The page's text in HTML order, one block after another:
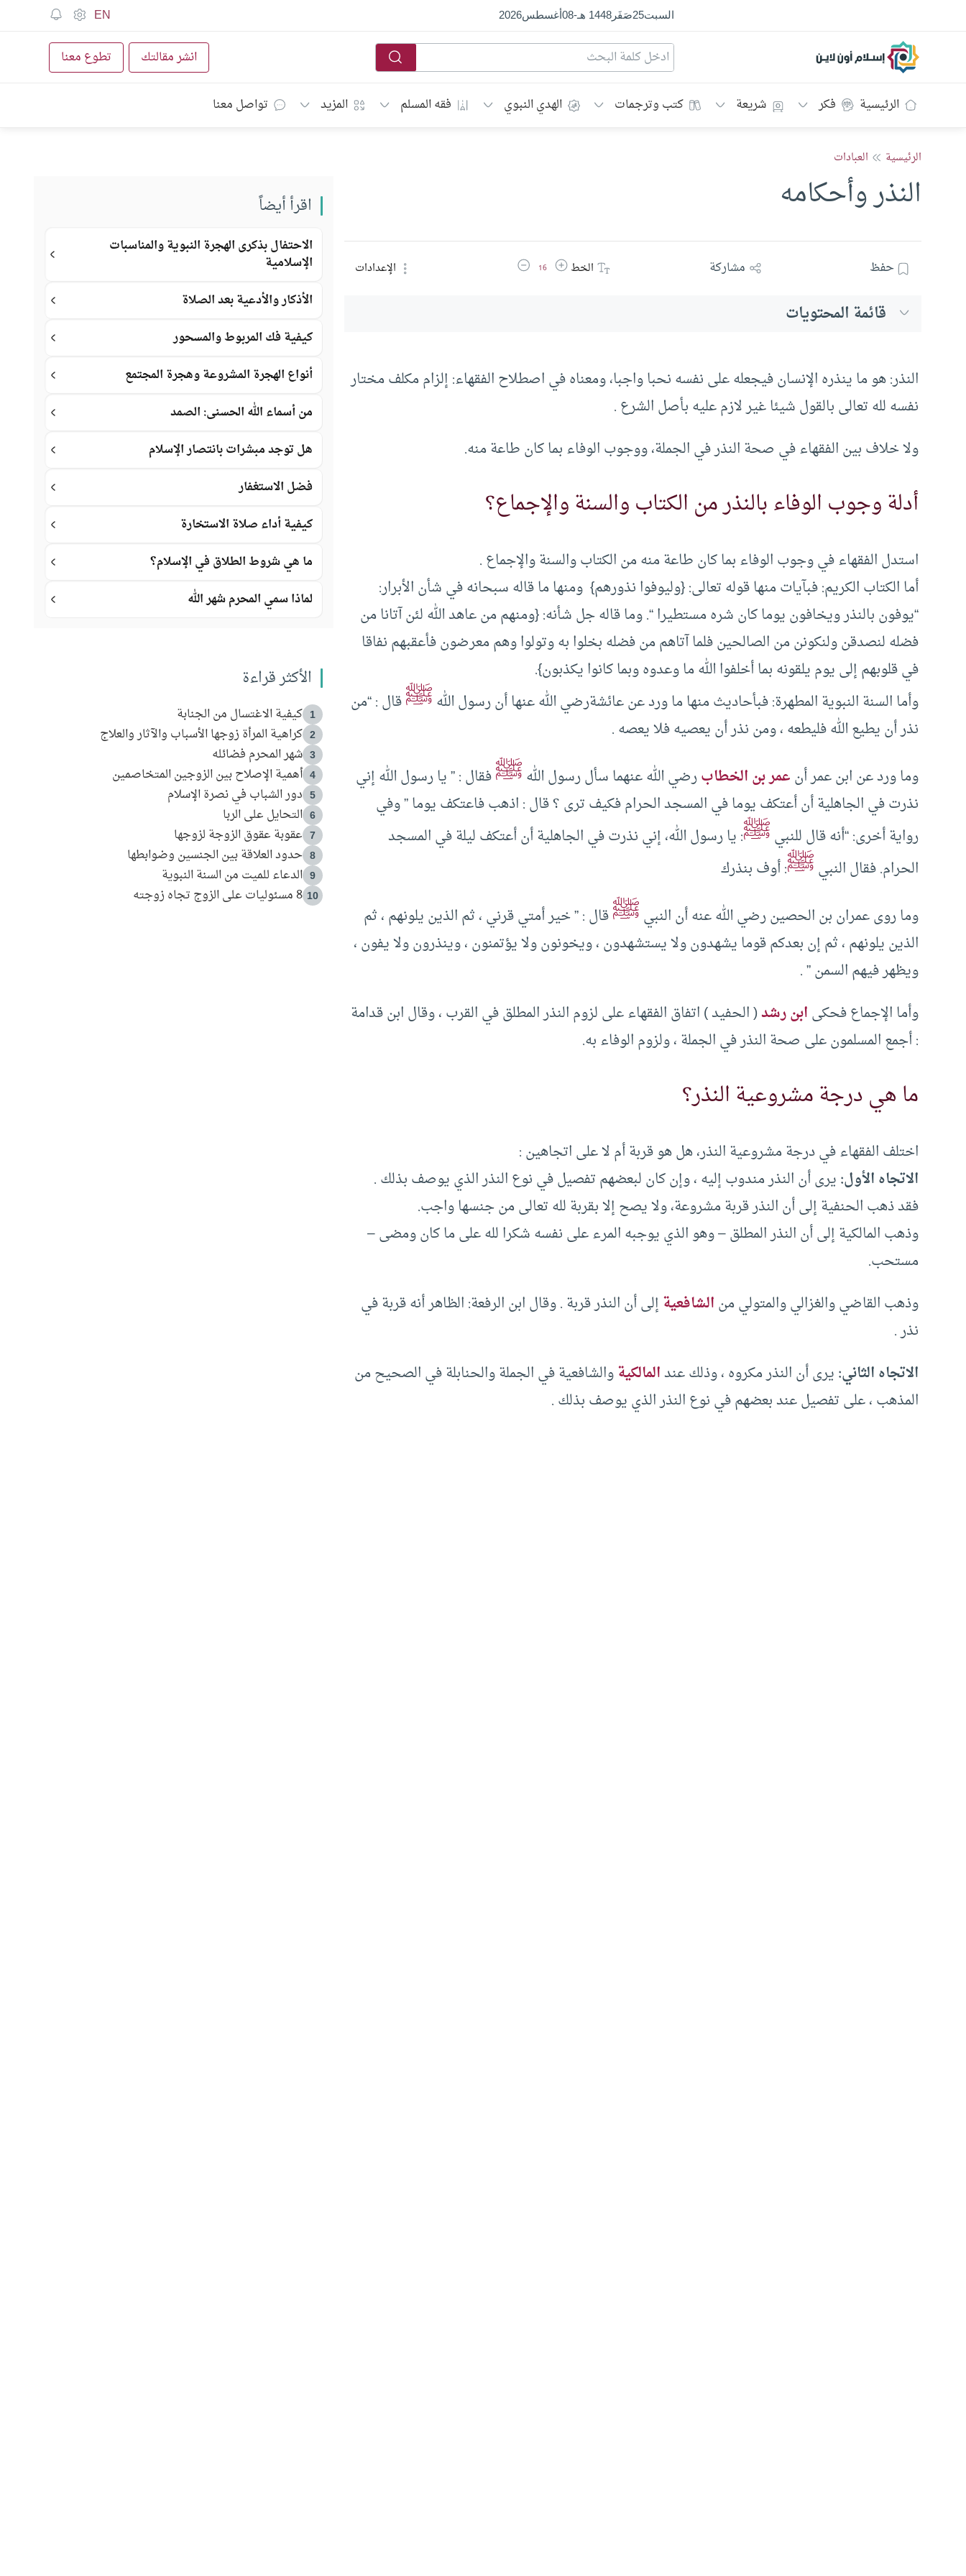
السبت25صَفَر1448 هـ -
08أغسطس2026
EN
إسلام أون لاين انشر مقالتك تطوع معنا
الرئيسية فكر شريعة كتب وترجمات الهدي النبوي فقه المسلم المزيد تواصل معنا
الرئيسية العبادات
النذر وأحكامه
حفظ مشاركة الخطزيادة حجم الخط
16 تقليل حجم الخط الإعدادات
قائمة المحتويات
النذر: هو ما ينذره الإنسان فيجعله على نفسه نحبا واجبا، ومعناه في اصطلاح الفقهاء: إلزام مكلف مختار
نفسه لله تعالى بالقول شيئا غير لازم عليه بأصل الشرع .
ولا خلاف بين الفقهاء في صحة النذر في الجملة، ووجوب الوفاء بما كان طاعة منه.
أدلة وجوب الوفاء بالنذر من الكتاب والسنة والإجماع؟
استدل الفقهاء في وجوب الوفاء بما كان طاعة منه من الكتاب والسنة والإجماع .
أما الكتاب الكريم: فبآيات منها قوله تعالى: {وليوفوا نذورهم} ومنها ما قاله سبحانه في شأن الأبرار:
“يوفون بالنذر ويخافون يوما كان شره مستطيرا “. وما قاله جل شأنه: {ومنهم من عاهد الله لئن آتانا من
فضله لنصدقن ولنكونن من الصالحين فلما آتاهم من فضله بخلوا به وتولوا وهم معرضون فأعقبهم نفاقا
في قلوبهم إلى يوم يلقونه بما أخلفوا الله ما وعدوه وبما كانوا يكذبون}.
وأما السنة النبوية المطهرة: فبأحاديث منها ما ورد عن عائشةرضي الله عنها أن رسول اللهﷺقال : “من
نذر أن يطيع الله فليطعه ، ومن نذر أن يعصيه فلا يعصه .
وما ورد عن ابن عمر أنعمر بن الخطابرضي الله عنهما سأل رسول اللهﷺفقال : ” يا رسول الله إني
نذرت في الجاهلية أن أعتكف يوما في المسجد الحرام فكيف ترى ؟ قال : اذهب فاعتكف يوما ” وفي
رواية أخرى: “أنه قال للنبيﷺ: يا رسول الله، إني نذرت في الجاهلية أن أعتكف ليلة في المسجد
الحرام. فقال النبيﷺ: أوف بنذرك
وما روى عمران بن الحصين رضي الله عنه أن النبيﷺقال : ” خير أمتي قرني ، ثم الذين يلونهم ، ثم
الذين يلونهم ، ثم إن بعدكم قوما يشهدون ولا يستشهدون ، ويخونون ولا يؤتمنون ، وينذرون ولا يفون ،
ويظهر فيهم السمن ” .
وأما الإجماع فحكىابن رشد( الحفيد ) اتفاق الفقهاء على لزوم النذر المطلق في القرب ، وقال ابن قدامة
: أجمع المسلمون على صحة النذر في الجملة ، ولزوم الوفاء به.
ما هي درجة مشروعية النذر؟
اختلف الفقهاء في درجة مشروعية النذر، هل هو قربة أم لا على اتجاهين :
الاتجاه الأول:يرى أن النذر مندوب إليه ، وإن كان لبعضهم تفصيل في نوع النذر الذي يوصف بذلك .
فقد ذهب الحنفية إلى أن النذر قربة مشروعة، ولا يصح إلا بقربة لله تعالى من جنسها واجب.
وذهب المالكية إلى أن النذر المطلق – وهو الذي يوجبه المرء على نفسه شكرا لله على ما كان ومضى –
مستحب.
وذهب القاضي والغزالي والمتولي منالشافعيةإلى أن النذر قربة . وقال ابن الرفعة: الظاهر أنه قربة في
نذر .
الاتجاه الثاني:يرى أن النذر مكروه ، وذلك عندالمالكيةوالشافعية في الجملة والحنابلة في الصحيح من
المذهب ، على تفصيل عند بعضهم في نوع النذر الذي يوصف بذلك .
اقرأ أيضاً
الاحتفال بذكرى الهجرة النبوية والمناسبات
الإسلامية
الأذكار والأدعية بعد الصلاة
كيفية فك المربوط والمسحور
أنواع الهجرة المشروعة وهجرة المجتمع
من أسماء الله الحسنى: الصمد
هل توجد مبشرات بانتصار الإسلام
فضل الاستغفار
كيفية أداء صلاة الاستخارة
ما هي شروط الطلاق في الإسلام؟
لماذا سمي المحرم شهر الله
الأكثر قراءة
1 كيفية الاغتسال من الجنابة
2 كراهية المرأة زوجها الأسباب والآثار والعلاج
3 شهر المحرم فضائله
4 أهمية الإصلاح بين الزوجين المتخاصمين
5 دور الشباب في نصرة الإسلام
6 التحايل على الربا
7 عقوبة عقوق الزوجة لزوجها
8 حدود العلاقة بين الجنسين وضوابطها
9 الدعاء للميت من السنة النبوية
10 8 مسئوليات على الزوج تجاه زوجته